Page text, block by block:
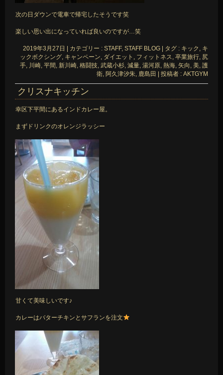
次の日ダウンで電車で帰宅したそうです笑
楽しい思い出になっていれば良いのですが…笑
2019年3月27日 | カテゴリー : STAFF, STAFF BLOG | タグ : キック , キ
ックボクシング, キャンペーン, ダイエット , フィットネス, 卒業旅行, 尻
手, 川崎, 平間, 新川崎, 格闘技, 武蔵小杉, 減量, 湯河原, 熱海, 矢向 , 美, 護
衛, 阿久津汐朱, 鹿島田 | 投稿者 : AKTGYM
クリスナキッチン
幸区下平間にあるインドカレー屋。
まずドリンクのオレンジラッシー
甘くて美味しいです♪
カレーはバターチキンとサフランを注文